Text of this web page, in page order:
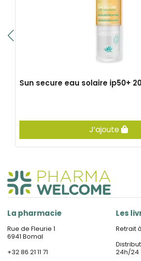
Sun secure eau solaire ip50+
J’ajoute
La pharmacie
Rue de Fleurie 1
6941 Bomal
+32 86 21 11 71
Les
Retrait
24h/24